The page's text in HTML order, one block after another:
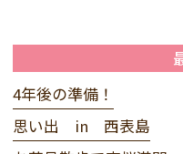
4年後の準備！
思い出 in 西表島